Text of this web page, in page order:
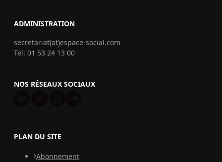
ADMINISTRATION
secretariat(at)espace-social.com
Tel: 01 53 24 13 00
NOS RÉSEAUX SOCIAUX
PLAN DU SITE
Abonnement